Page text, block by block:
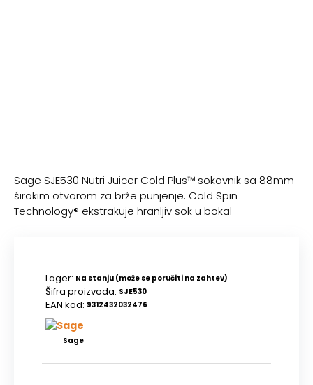
Sage SJE530 Nutri Juicer Cold Plus™ sokovnik sa 88mm
širokim otvorom za brże punjenje. Cold Spin
Technology® ekstrakuje hranljiv sok u bokal
Lager: Na stanju (može se poručiti na zahtev)
Šifra proizvoda: SJE530
EAN kod: 9312432032476
Sage